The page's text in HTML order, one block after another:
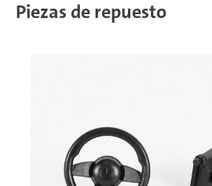
Piezas de repuesto